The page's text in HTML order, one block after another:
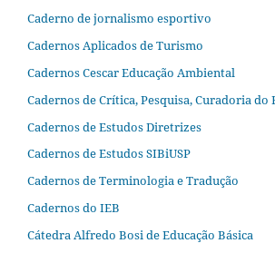
Caderno de jornalismo esportivo
Cadernos Aplicados de Turismo
Cadernos Cescar Educação Ambiental
Cadernos de Crítica, Pesquisa, Curadoria
Cadernos de Estudos Diretrizes
Cadernos de Estudos SIBiUSP
Cadernos de Terminologia e Tradução
Cadernos do IEB
Cátedra Alfredo Bosi de Educação Básica